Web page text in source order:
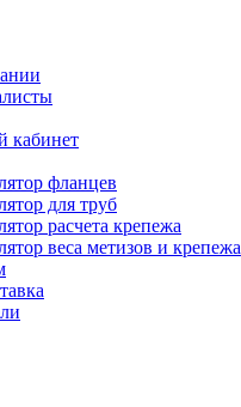
кабинет
фланцев
для труб
расчета крепежа
веса метизов и крепежа